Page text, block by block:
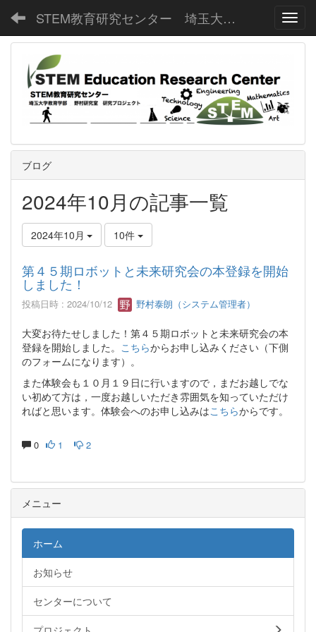
STEM教育研究センター 埼玉大学教育学部野村研究室
ブログ
2024年10月の記事一覧
2024年10月 10件
第４５期ロボットと未来研究会の本登録を開始
しました！
投稿日時 : 2024/10/12 野村泰朗（システム管理者）
大変お待たせしました！第４５期ロボットと未来研究会の本
登録を開始しました。 こちらからお申し込みください（下側
のフォームになります）。
また体験会も１０月１９日に行いますので，まだお越しでな
い初めて方は，一度お越しいただき雰囲気を知っていただけ
ればと思います。体験会へのお申し込みはこちらからです。
0 1 2
メニュー
ホーム
お知らせ
センターについて